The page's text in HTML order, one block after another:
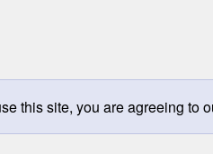
this site, you are agreeing to